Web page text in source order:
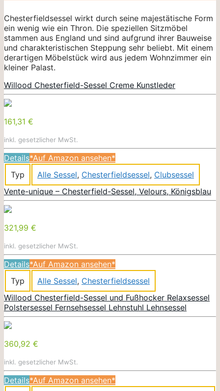
Chesterfieldsessel wirkt durch seine majestätische Form
ein wenig wie ein Thron. Die speziellen Sitzmöbel
stammen aus England und sind aufgrund ihrer Bauweise
und charakteristischen Steppung sehr beliebt. Mit einem
derartigen Möbelstück wird aus jedem Wohnzimmer ein
kleiner Palast.
Willood Chesterfield-Sessel Creme Kunstleder
161,31 €
inkl. gesetzlicher MwSt.
Details*Auf Amazon ansehen*
Typ
Alle Sessel, Chesterfieldsessel, Clubsessel
Vente-unique – Chesterfield-Sessel, Velours, Königsblau
321,99 €
inkl. gesetzlicher MwSt.
Details*Auf Amazon ansehen*
Typ
Alle Sessel, Chesterfieldsessel
Willood Chesterfield-Sessel und Fußhocker Relaxsessel
Polstersessel Fernsehsessel Lehnstuhl Lehnsessel
360,92 €
inkl. gesetzlicher MwSt.
Details*Auf Amazon ansehen*